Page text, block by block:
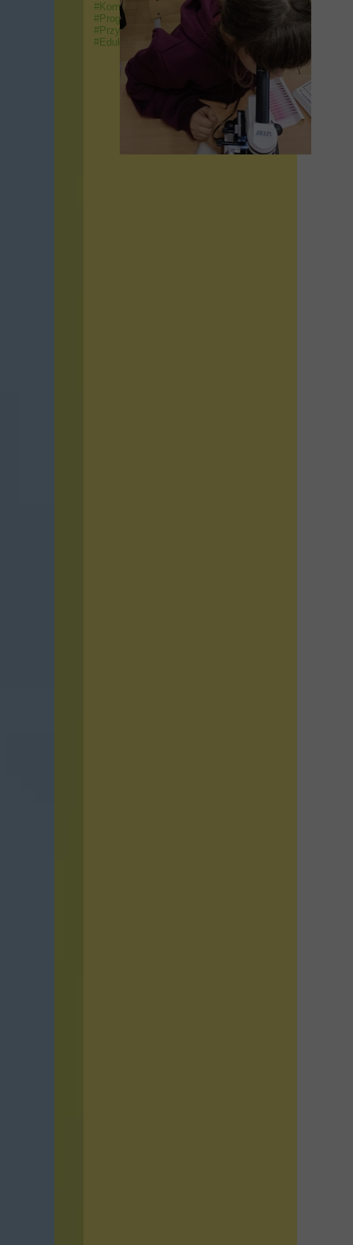
#KompetentnyUczeń
#Programowanie
#Ekologia
#Przyroda
#NowoczesnaSzkoła
#EdukacjaPrzyszłości